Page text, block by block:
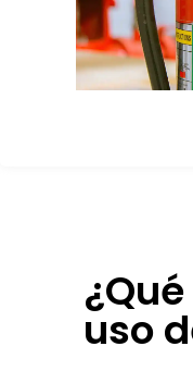
uso